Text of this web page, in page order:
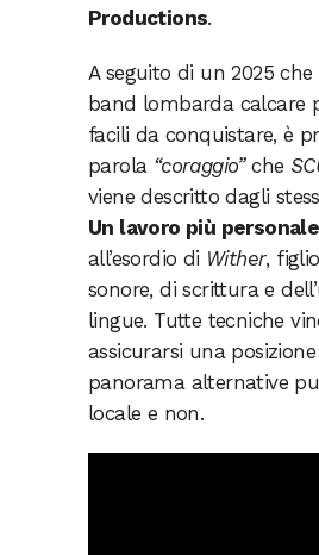
Productions.
A seguito di un 2025
band lombarda calcare
facili da conquistare, è
parola “coraggio”che
viene descritto dagli
Un lavoro più personale
all’esordio di Wither,
sonore, di scrittura e
lingue. Tutte tecniche
assicurarsi una
panorama alternative
locale e non.